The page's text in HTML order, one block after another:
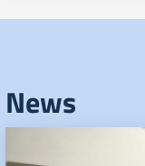
News